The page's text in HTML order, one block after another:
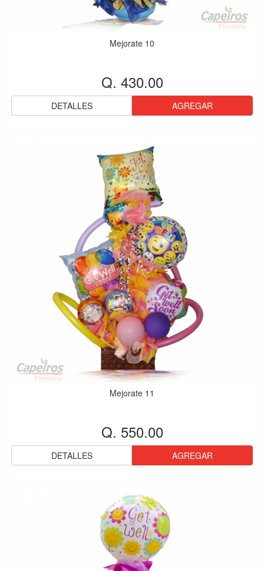
Mejorate 10
Q. 430.00
DETALLES AGREGAR
Mejorate 11
Q. 550.00
DETALLES AGREGAR